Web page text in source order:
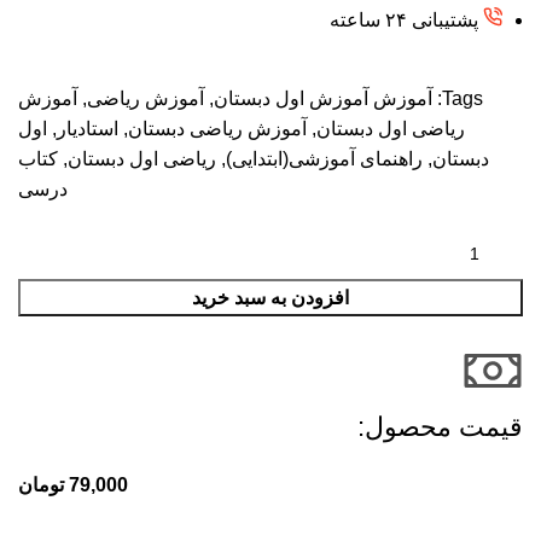
پشتیبانی ۲۴ ساعته
Tags: آموزش آموزش اول دبستان, آموزش ریاضی, آموزش
ریاضی اول دبستان, آموزش ریاضی دبستان, استادیار , اول
دبستان, راهنمای آموزشی(ابتدایی), ریاضی اول دبستان, کتاب
درسی
افزودن به سبد خرید
قیمت محصول:​
79,000 تومان